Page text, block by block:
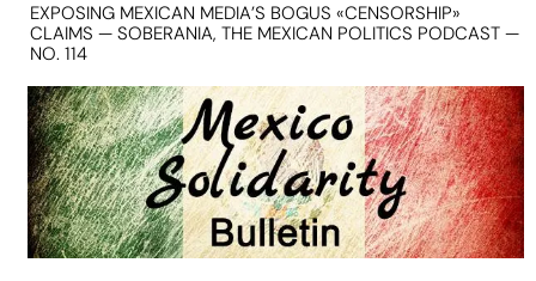
EXPOSING MEXICAN MEDIA’S BOGUS «CENSORSHIP»
CLAIMS — SOBERANIA, THE MEXICAN POLITICS PODCAST —
NO. 114